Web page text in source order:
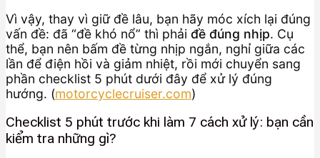
Vì vậy, thay vì giữ đề lâu, bạn hãy móc xích lại đúng
vấn đề: đã “đề khó nổ” thì phải đề đúng nhịp. Cụ
thể, bạn nên bấm đề từng nhịp ngắn, nghỉ giữa các
lần để điện hồi và giảm nhiệt, rồi mới chuyển sang
phần checklist 5 phút dưới đây để xử lý đúng
hướng. (motorcyclecruiser.com)
Checklist 5 phút trước khi làm 7 cách xử lý: bạn cần
kiểm tra những gì?